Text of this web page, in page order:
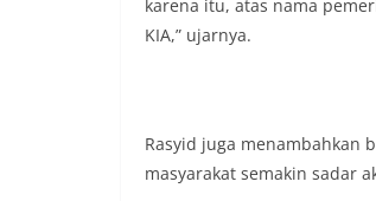
karena itu, atas nama
KIA,” ujarnya.
Rasyid juga menambahkan
masyarakat semakin sadar